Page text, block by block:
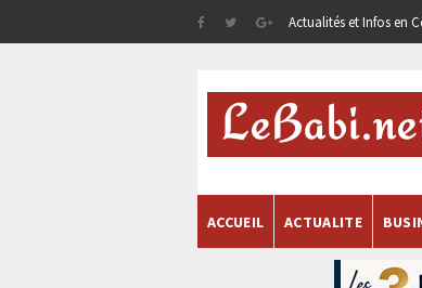
Actualités et Infos en
ACCUEIL ACTUALITE